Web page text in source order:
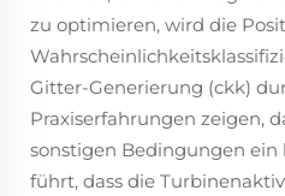
zu optimieren, wird die
Gitter-Generierung (ckk)
Praxiserfahrungen zeigen,
sonstigen Bedingungen ein
führt, dass die